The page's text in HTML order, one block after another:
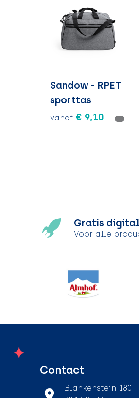
Sandow - RPET
sporttas
vanaf € 9,10
Gratis
Voor alle
Contact
Blankenstein 180